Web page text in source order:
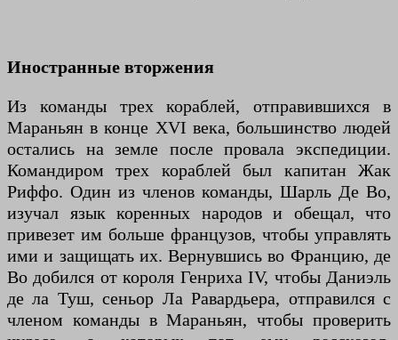
Иностранные вторжения
Из команды трех кораблей, отправившихся в
Мараньян в конце XVI века, большинство людей
остались на земле после провала экспедиции.
Командиром трех кораблей был капитан Жак
Риффо. Один из членов команды, Шарль Де Во,
изучал язык коренных народов и обещал, что
привезет им больше французов, чтобы управлять
ими и защищать их. Вернувшись во Францию, де
Во добился от короля Генриха IV, чтобы Даниэль
де ла Туш, сеньор Ла Равардьера, отправился с
членом команды в Мараньян, чтобы проверить